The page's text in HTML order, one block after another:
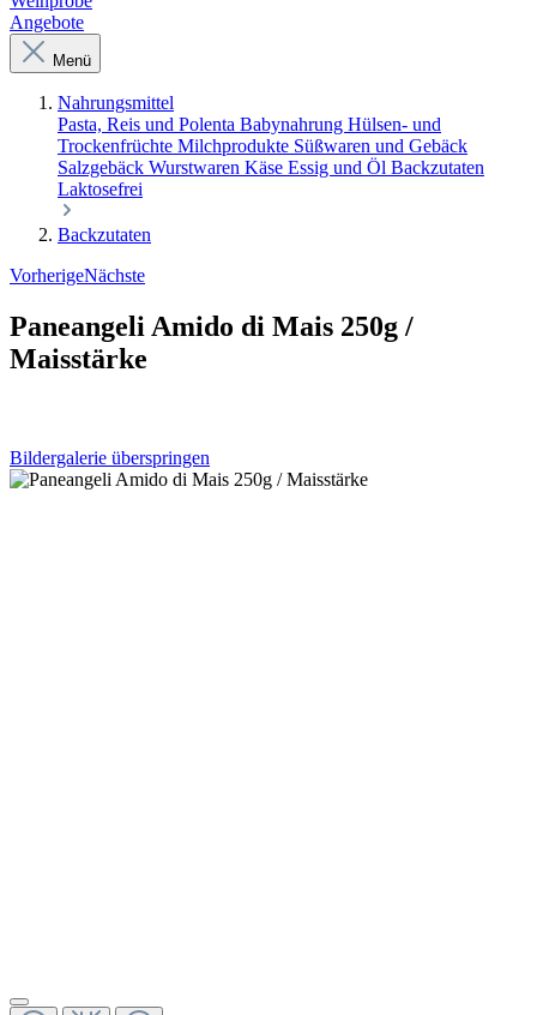
Angebote
Menü
Nahrungsmittel
Pasta, Reis und Polenta Babynahrung Hülsen- und
Trockenfrüchte Milchprodukte Süßwaren und Gebäck
Salzgebäck Wurstwaren Käse Essig und Öl Backzutaten
Laktosefrei
Backzutaten
VorherigeNächste
Paneangeli Amido di Mais 250g /
Maisstärke
Bildergalerie überspringen